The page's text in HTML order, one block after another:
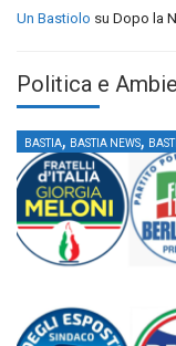
Un Bastiolo su Dopo la
Politica e
BASTIA, BASTIA NEWS,